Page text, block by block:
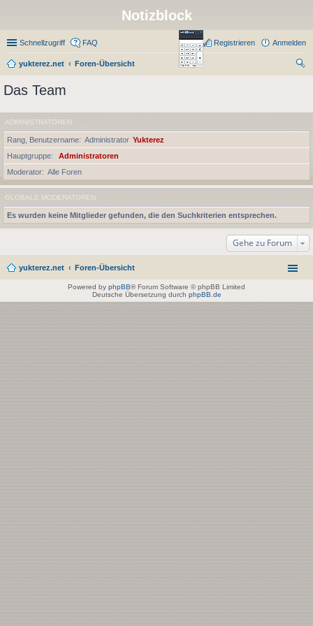
Notizblock
Schnellzugriff FAQ Anmelden
Registrieren
yukterez.net
Foren-Übersicht
Das Team
ADMINISTRATOREN
Rang, Benutzername Administrator Yukterez
Hauptgruppe
Administratoren
Moderator
Alle Foren
GLOBALE MODERATOREN
Es wurden keine Mitglieder gefunden, die den Suchkriterien entsprechen.
Gehe zu Forum
yukterez.net Foren-Übersicht
Powered by phpBB® Forum Software © phpBB Limited
Deutsche Übersetzung durch phpBB.de